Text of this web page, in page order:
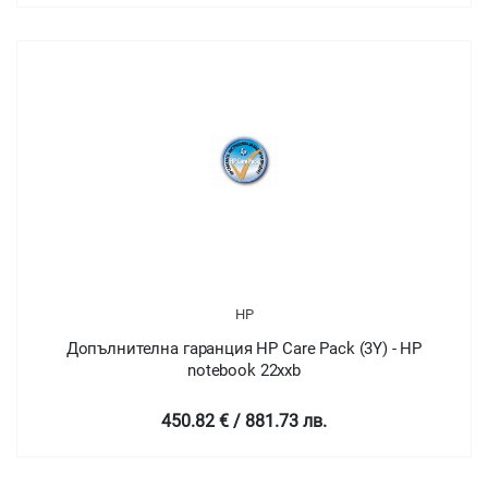
HP
Допълнителна гаранция HP Care Pack (3Y) - HP
notebook 22xxb
450.82 € / 881.73 лв.